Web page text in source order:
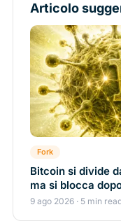
Articolo
Fork
Bitcoin si divide
ma si blocca
9 ago 2026 · 5 min